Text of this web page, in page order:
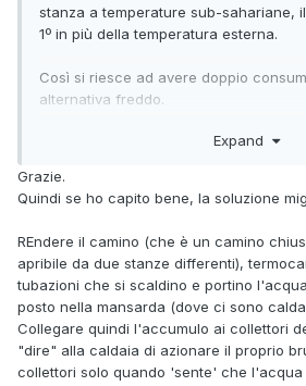
stanza a temperature sub-sahariane,
1º in più della temperatura esterna.
Così si riesce ad avere doppio
alternativa freddo.
quello riscaldarci l'acqua per il resto
invece di avere una sola stanza a 40º
spendendo poco.
Puoi integrare il tutto con la caldaia a
caldo la mattina prima di accendere il
volta che è partito e ha riscaldato
Expand
Grazie.
Quindi se ho capito bene, la soluzione
REndere il camino (che è un camino
apribile da due stanze differenti),
tubazioni che si scaldino e portino
posto nella mansarda (dove ci sono
Collegare quindi l'accumulo ai collettori
"dire" alla caldaia di azionare il proprio
collettori solo quando 'sente' che